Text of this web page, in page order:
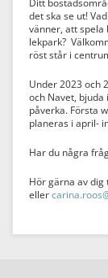
det ska se ut!
vänner, att spela
lekpark?
röst står i
Under 2023 och
och Navet,
påverka. Första
planeras i april-
Har du några
Hör gärna av dig
eller